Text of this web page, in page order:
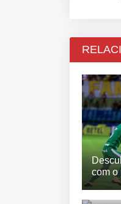
com o